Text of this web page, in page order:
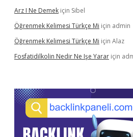
Arz I Ne Demek için Sibel
Öğrenmek Kelimesi Türkçe Mi için admin
Öğrenmek Kelimesi Türkçe Mi için Alaz
Fosfatidilkolin Nedir Ne Işe Yarar için